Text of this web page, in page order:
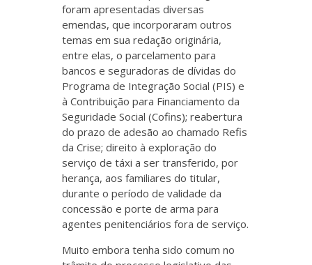
foram apresentadas diversas
emendas, que incorporaram outros
temas em sua redação originária,
entre elas, o parcelamento para
bancos e seguradoras de dívidas do
Programa de Integração Social (PIS) e
à Contribuição para Financiamento da
Seguridade Social (Cofins); reabertura
do prazo de adesão ao chamado Refis
da Crise; direito à exploração do
serviço de táxi a ser transferido, por
herança, aos familiares do titular,
durante o período de validade da
concessão e porte de arma para
agentes penitenciários fora de serviço.
Muito embora tenha sido comum no